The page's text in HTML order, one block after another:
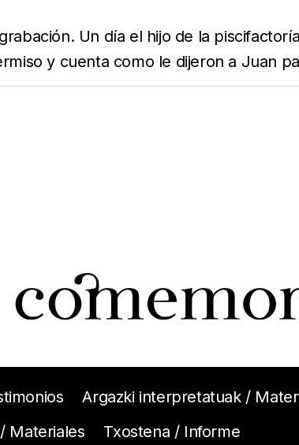
Un día el hijo de la
y cuenta como le dijeron a Juan
Argazki interpretatuak /
Materiales
Txostena / Informe